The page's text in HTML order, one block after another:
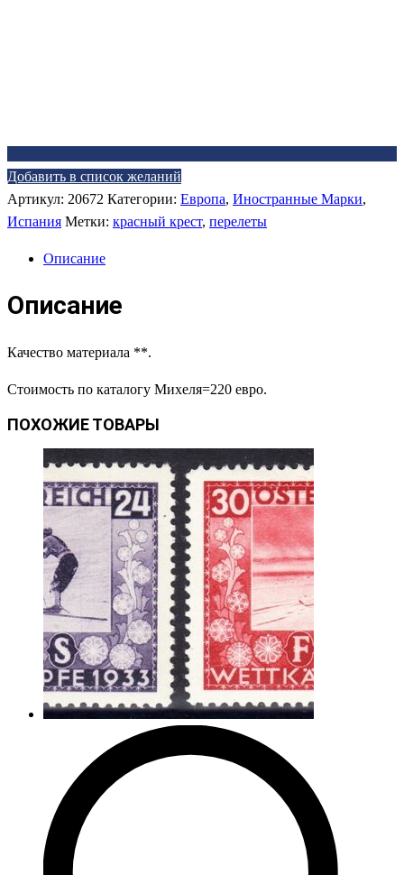
Добавить в список желаний
Артикул: 20672 Категории: Европа, Иностранные Марки,
Испания Метки: красный крест, перелеты
Описание
Описание
Качество материала **.
Стоимость по каталогу Михеля=220 евро.
ПОХОЖИЕ ТОВАРЫ